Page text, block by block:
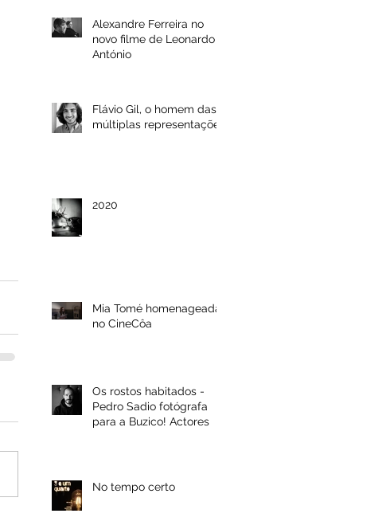
Alexandre Ferreira no
novo filme de Leonardo
António
Flávio Gil, o homem das
múltiplas representações
2020
Mia Tomé homenageada
no CineCôa
Os rostos habitados -
Pedro Sadio fotógrafa
para a Buzico! Actores
No tempo certo